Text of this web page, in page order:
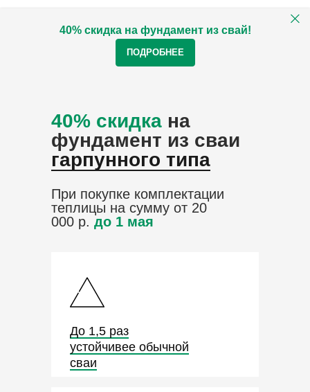
40% скидка на фундамент из свай!
ПОДРОБНЕЕ
При покупке комплектации
теплицы на сумму от 20
000 р. до 1 мая
40% скидка на
фундамент из сваи
гарпунного типа
До 1,5 раз
устойчивее обычной
сваи